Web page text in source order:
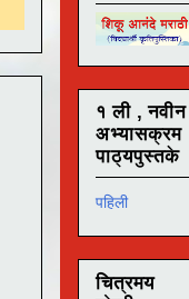
१ ली , नवीन
अभ्यासक्रम
पाठ्यपुस्तके
पहिली
चित्रमय